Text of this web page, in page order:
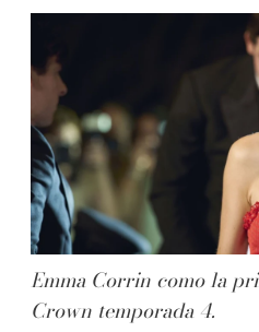
Emma Corrin como la
Crown temporada 4.